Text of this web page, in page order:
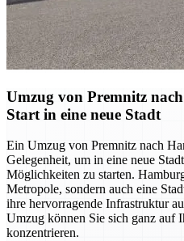
Umzug von Premnitz
Start in eine neue Stadt
Ein Umzug von Premnitz nach
Gelegenheit, um in eine neue
Möglichkeiten zu starten.
Metropole, sondern auch eine
ihre hervorragende Infrastruktur
Umzug können Sie sich ganz auf
konzentrieren.